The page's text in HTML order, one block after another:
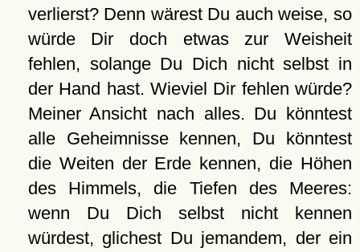
verlierst? Denn wärest Du auch weise, so
würde Dir doch etwas zur Weisheit
fehlen, solange Du Dich nicht selbst in
der Hand hast. Wieviel Dir fehlen würde?
Meiner Ansicht nach alles. Du könntest
alle Geheimnisse kennen, Du könntest
die Weiten der Erde kennen, die Höhen
des Himmels, die Tiefen des Meeres:
wenn Du Dich selbst nicht kennen
würdest, glichest Du jemandem, der ein